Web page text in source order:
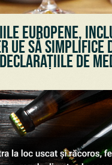
europene,
UE să simplifice
de